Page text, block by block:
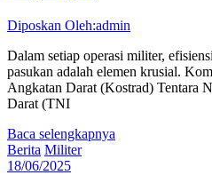
Diposkan Oleh:admin
Dalam setiap operasi militer,
pasukan adalah elemen krusial.
Angkatan Darat (Kostrad) Tentara
Darat (TNI
Baca selengkapnya
Berita Militer
18/06/2025